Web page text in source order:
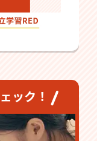
ック！